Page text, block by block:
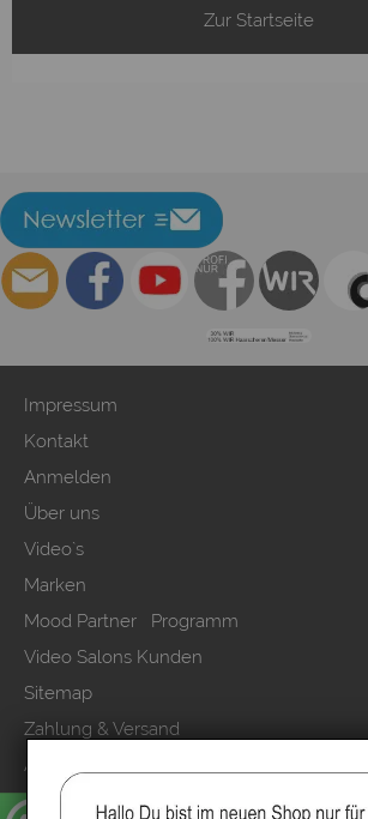
Zur Startseite
Impressum
Kontakt
Anmelden
Über uns
Video`s
Marken
Mood Partner Programm
Video Salons Kunden
Sitemap
Zahlung & Versand
AGB & Kundeninfo
Datenschutzerklärung